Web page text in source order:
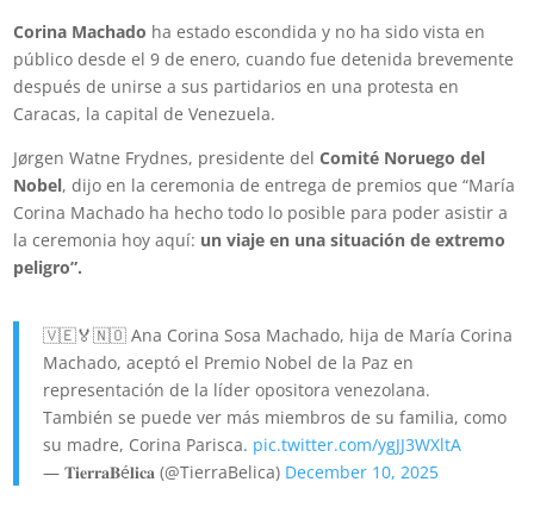
Corina Machado ha estado escondida y no ha sido vista en
público desde el 9 de enero, cuando fue detenida brevemente
después de unirse a sus partidarios en una protesta en
Caracas, la capital de Venezuela.
Jørgen Watne Frydnes, presidente delComité Noruego del
Nobel, dijo en la ceremonia de entrega de premios que “María
Corina Machado ha hecho todo lo posible para poder asistir a
la ceremonia hoy aquí: un viaje en una situación de extremo
peligro”.
🇻🇪🏅🇳🇴 Ana Corina Sosa Machado, hija de María Corina
Machado, aceptó el Premio Nobel de la Paz en
representación de la líder opositora venezolana.
También se puede ver más miembros de su familia, como
su madre, Corina Parisca. pic.twitter.com/ygJJ3WXltA
— 𝐓𝐢𝐞𝐫𝐫𝐚𝐁é𝐥𝐢𝐜𝐚 (@TierraBelica) December 10, 2025